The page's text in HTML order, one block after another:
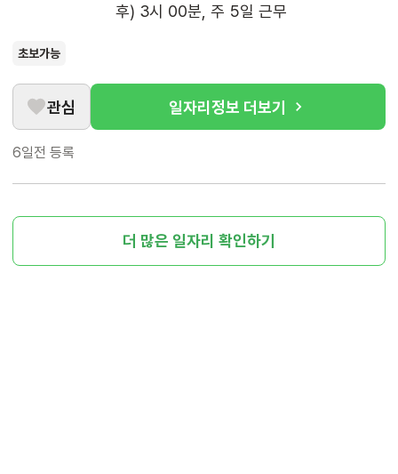
후) 3시 00분, 주 5일 근무
초보가능
관심 일자리정보 더보기
6일전 등록
더 많은 일자리 확인하기